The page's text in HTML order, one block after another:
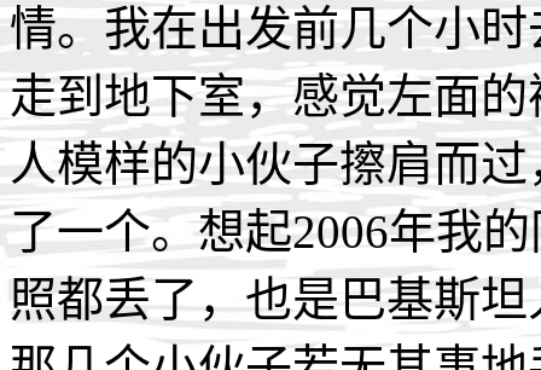
情。我在出发前几个小
走到地下室，感觉左面
人模样的小伙子擦肩而
了一个。想起2006年我
照都丢了，也是巴基斯